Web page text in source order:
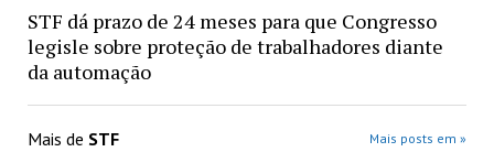
STF dá prazo de 24 meses para que Congresso
legisle sobre proteção de trabalhadores diante
da automação
Mais de STF Mais posts em »